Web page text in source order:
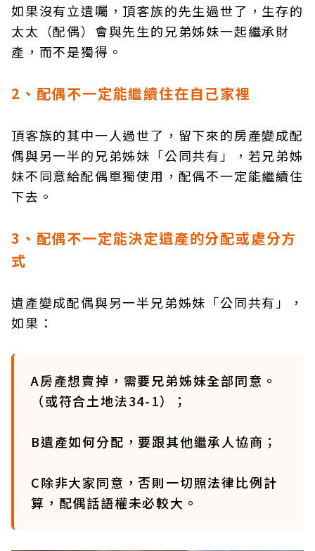
如果沒有立遺囑，頂客族的先生過世了，生存的
太太（配偶）會與先生的兄弟姊妹一起繼承財
產，而不是獨得。
2、配偶不一定能繼續住在自己家裡
頂客族的其中一人過世了，留下來的房產變成配
偶與另一半的兄弟姊妹「公同共有」，若兄弟姊
妹不同意給配偶單獨使用，配偶不一定能繼續住
下去。
3、配偶不一定能決定遺產的分配或處分方
式
遺產變成配偶與另一半兄弟姊妹「公同共有」，
如果：
A房產想賣掉，需要兄弟姊妹全部同意。
（或符合土地法34-1）；
B遺產如何分配，要跟其他繼承人協商；
C除非大家同意，否則一切照法律比例計
算，配偶話語權未必較大。